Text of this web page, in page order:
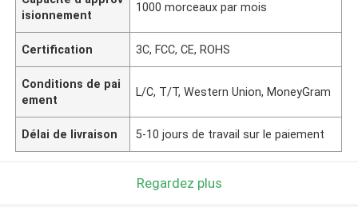
isionnement
1000 morceaux par mois
Certification 3C, FCC, CE, ROHS
Conditions de pai
ement
L/C, T/T, Western Union, MoneyGram
Délai de livraison 5-10 jours de travail sur le paiement
Regardez plus